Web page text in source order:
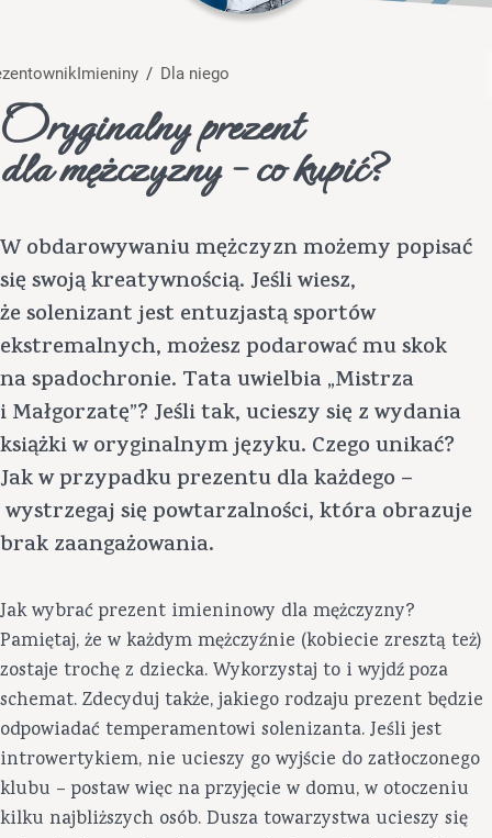
Imieniny / Dla niego
Oryginalny prezent
dla mężczyzny – co kupić?
W obdarowywaniu mężczyzn możemy popisać
się swoją kreatywnością. Jeśli wiesz,
że solenizant jest entuzjastą sportów
ekstremalnych, możesz podarować mu skok
na spadochronie. Tata uwielbia „Mistrza
i Małgorzatę”? Jeśli tak, ucieszy się z wydania
książki w oryginalnym języku. Czego unikać?
Jak w przypadku prezentu dla każdego –
wystrzegaj się powtarzalności, która obrazuje
brak zaangażowania.
Jak wybrać prezent imieninowy dla mężczyzny?
Pamiętaj, że w każdym mężczyźnie (kobiecie zresztą też)
zostaje trochę z dziecka. Wykorzystaj to i wyjdź poza
schemat. Zdecyduj także, jakiego rodzaju prezent będzie
odpowiadać temperamentowi solenizanta. Jeśli jest
introwertykiem, nie ucieszy go wyjście do zatłoczonego
klubu – postaw więc na przyjęcie w domu, w otoczeniu
kilku najbliższych osób. Dusza towarzystwa ucieszy się